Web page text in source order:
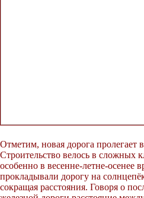
Отметим, новая дорога пролегает
Строительство велось в сложных
особенно в весенне-летне-осенее
прокладывали дорогу на
сокращая расстояния. Говоря о